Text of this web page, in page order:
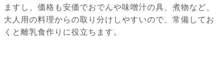
ますし、価格も安価でおでんや味噌汁の具、煮物など、
大人用の料理からの取り分けしやすいので、常備してお
くと離乳食作りに役立ちます。